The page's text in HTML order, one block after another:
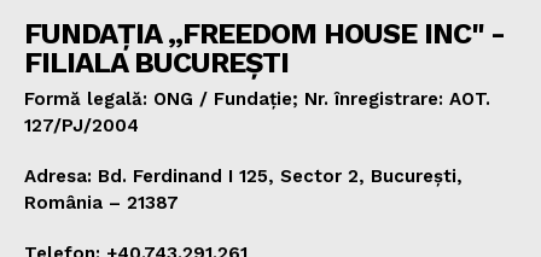
FUNDAȚIA „FREEDOM HOUSE INC" -
FILIALA BUCUREȘTI
Formă legală: ONG / Fundație; Nr. înregistrare: AOT.
127/PJ/2004
Adresa: Bd. Ferdinand I 125, Sector 2, București,
România – 21387